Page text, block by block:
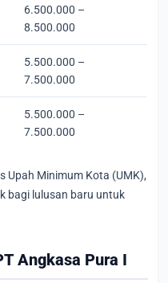
6.500.000 –
8.500.000
5.500.000 –
7.500.000
5.500.000 –
7.500.000
Upah Minimum Kota (UMK),
bagi lulusan baru untuk
Angkasa Pura I